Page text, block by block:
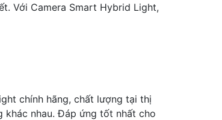
Với Camera Smart Hybrid Light,
chính hãng, chất lượng tại thị
khác nhau. Đáp ứng tốt nhất cho